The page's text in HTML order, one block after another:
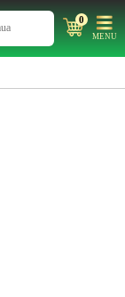
0
MENU